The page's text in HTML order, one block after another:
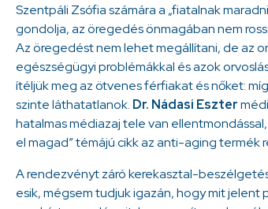
Szentpáli Zsófia számára a „fiatalnak
gondolja, az öregedés önmagában nem
Az öregedést nem lehet megállítani, de az
egészségügyi problémákkal és azok
ítéljük meg az ötvenes férfiakat és nőket:
szinte láthatatlanok. Dr. Nádasi Eszter
hatalmas médiazaj tele van
el magad” témájú cikk az anti-aging termék
A rendezvényt záró kerekasztal-
esik, mégsem tudjuk igazán, hogy mit